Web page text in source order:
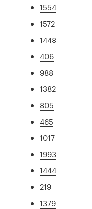
1554
1572
1448
406
988
1382
805
465
1017
1993
1444
219
1379